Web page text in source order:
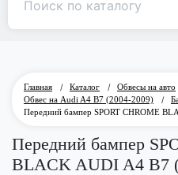
Главная / Каталог / Обвесы на авто
Обвес на Audi A4 B7 (2004-2009)
/
Передний бампер SPORT CHROME
Передний бампер
BLACK AUDI A4 B7